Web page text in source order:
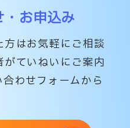
お申込み
はお気軽にご相談
ていねいにご案内
わせフォームから